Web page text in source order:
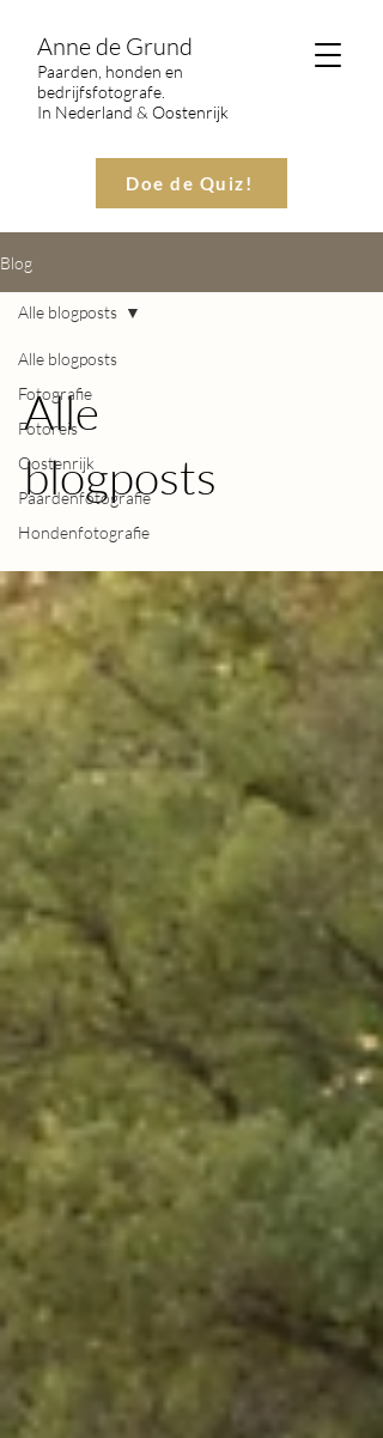
Anne de Grund
Paarden, honden en
bedrijfsfotografe.
In Nederland & Oostenrijk
Doe de Quiz!
Blog
Alle blogposts
Fotografie
Fotoreis
Oostenrijk
Paardenfotografie
Hondenfotografie
Alle blogposts
Alle
blogposts